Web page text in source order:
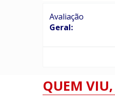
Avaliação
Geral:
QUEM VIU,